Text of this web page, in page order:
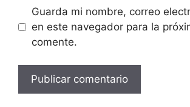
Guarda mi nombre, correo
en este navegador para la
comente.